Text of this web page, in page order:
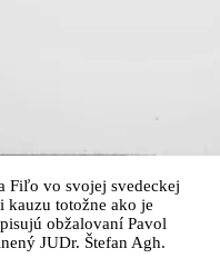
Fiľo vo svojej svedeckej
totožne ako je
obžalovaní Pavol
JUDr. Štefan Agh.